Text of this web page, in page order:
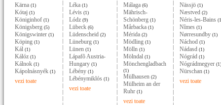
Kärna (1)
Kótaj (1)
Königinhof (1)
Königsberg (5)
Königswinter (1)
Köping (1)
Kál (1)
Kálóz (1)
Kálnok (1)
Kápolnásnyék (1)
vezi toate
Léka (1)
Lévis (1)
Lódz (9)
Lübeck (6)
Lüdenscheid (2)
Lüneburg (1)
Lünen (1)
Lápafõ Austria-
Hungary (1)
Lébény (1)
Lébénymiklós (1)
vezi toate
Málaga (6)
Mährisch-
Schönberg (1)
Mårbacka (1)
Mérida (2)
Mödling (1)
Mölln (1)
Mölndal (1)
Mönchengladbach
(1)
Mülhausen (2)
Mülheim an der
Ruhr (1)
vezi toate
Nässjö (1)
Næstved (2)
Néris-les-Bains
Nîmes (1)
Nørresundby (1)
Náchod (1)
Nádasd (1)
Nógrád (1)
Nógrádmegyer (1)
Nürschan (1)
vezi toate